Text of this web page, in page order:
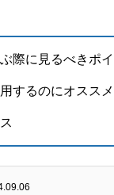
際に見るべきポイ
するのにオスス